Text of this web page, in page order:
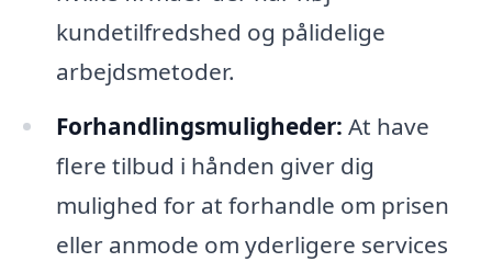
kundetilfredshed og pålidelige
arbejdsmetoder.
Forhandlingsmuligheder: At have
flere tilbud i hånden giver dig
mulighed for at forhandle om prisen
eller anmode om yderligere services